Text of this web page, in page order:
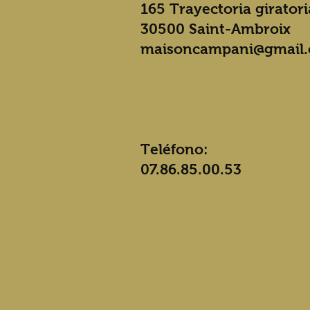
165 Trayectoria
30500 Saint-Ambroix
Teléfono:
07.86.85.00.53